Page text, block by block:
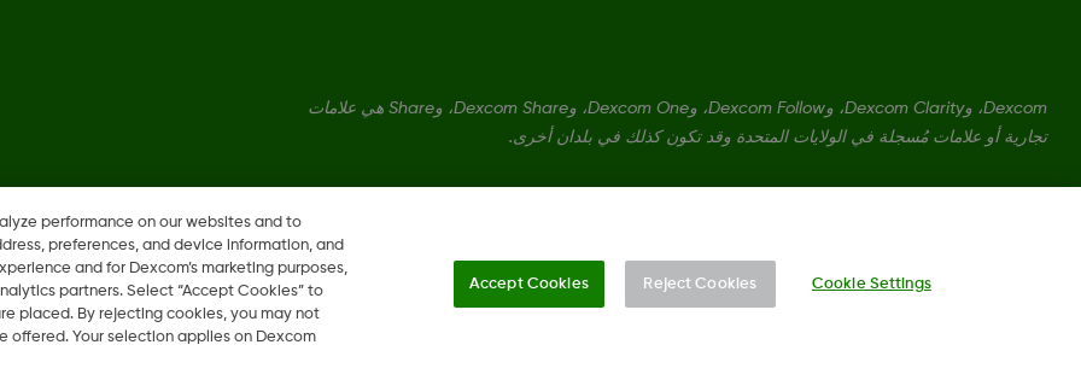
Dexcom، وDexcom Clarity، وDexcom Follow، وDexcom One، وDexcom Share، وShare هي علامات
تجارية أو علامات مُسجلة في الولايات المتحدة وقد تكون كذلك في بلدان أخرى.
performance on our websites and to
preferences, and device information, and
and for Dexcom’s marketing purposes,
partners. Select “Accept Cookies” to
placed. By rejecting cookies, you may not
Your selection applies on Dexcom
Cookie Settings
Reject Cookies
Accept Cookies